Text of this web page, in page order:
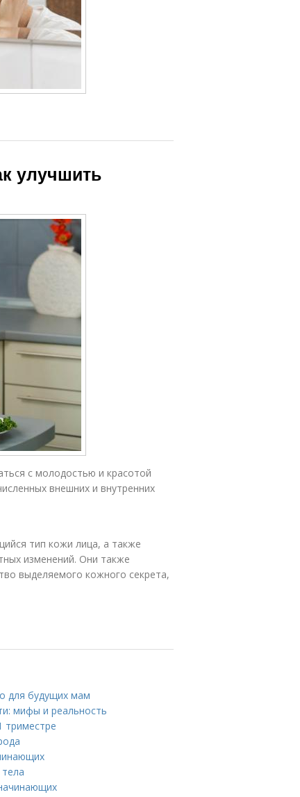
улучшить
с молодостью и красотой
внешних и внутренних
тип кожи лица, а также
изменений. Они также
выделяемого кожного секрета,
для будущих мам
мифы и реальность
триместре